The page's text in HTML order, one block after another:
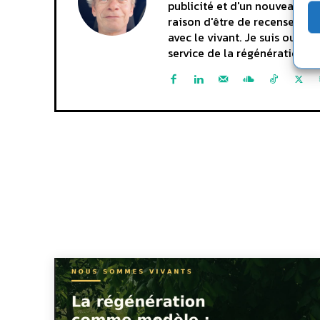
publicité et d'un nouveau
raison d'être de recenser et
avec le vivant. Je suis
service de la régénération du